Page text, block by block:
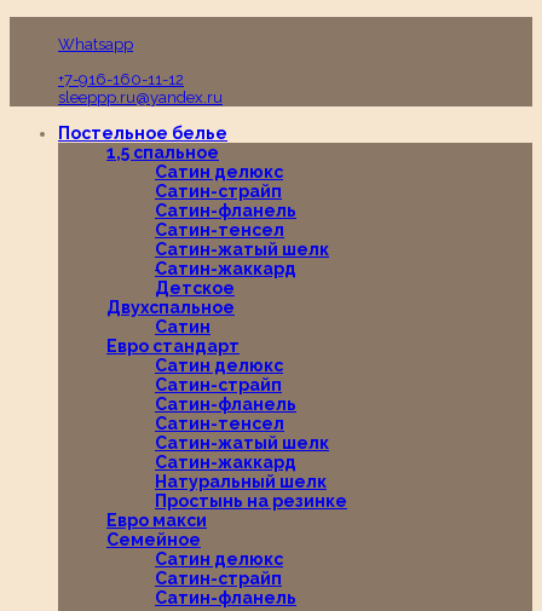
Whatsapp
+7-916-160-11-12
sleeppp.ru@yandex.ru
Постельное белье
1,5 спальное
Сатин делюкс
Сатин-страйп
Сатин-фланель
Сатин-тенсел
Сатин-жатый шелк
Сатин-жаккард
Детское
Двухспальное
Сатин
Евро стандарт
Сатин делюкс
Сатин-страйп
Сатин-фланель
Сатин-тенсел
Сатин-жатый шелк
Сатин-жаккард
Натуральный шелк
Простынь на резинке
Евро макси
Семейное
Сатин делюкс
Сатин-страйп
Сатин-фланель